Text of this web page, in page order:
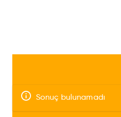
Sonuç bulunamadı